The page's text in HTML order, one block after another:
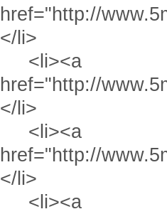
href="http://
</li>
<li><a
href="http://
</li>
<li><a
href="http://
</li>
<li><a